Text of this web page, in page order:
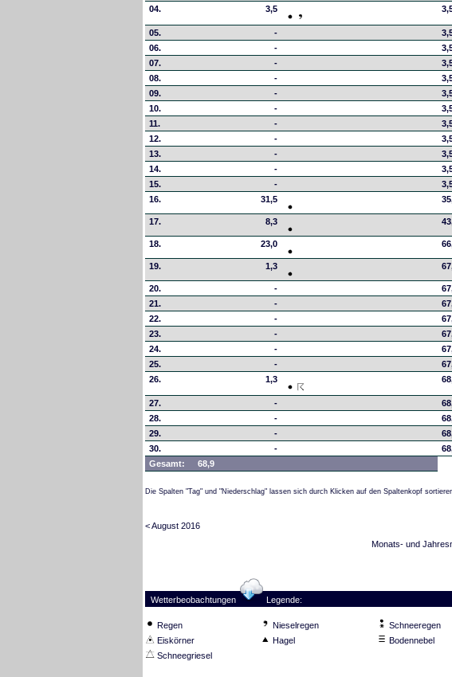
04.
3,5
05. -
06.
-
07.
-
08.
-
09.
-
10.
-
11.
-
12.
-
13.
-
14.
-
15.
-
16.
31,5
17. 8,3
18. 23,0
19. 1,3
20. -
21.
-
22.
-
23.
-
24.
-
25.
-
26.
1,3
27. -
28.
-
29.
-
30.
-
Gesamt:
68,9
Die Spalten "Tag" und "Niederschlag" lassen sich durch Klicken auf den Spaltenkopf
< August 2016
Monats- und
Wetterbeobachtungen Legende:
Regen Nieselregen Schneeregen
Eiskörner
Hagel Bodennebel
Schneegriesel